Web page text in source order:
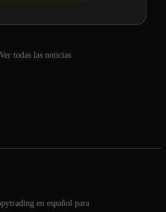
todas las noticias
en español para